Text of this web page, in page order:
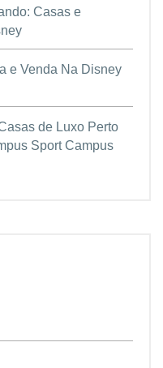
Casas e
e Venda Na Disney
de Luxo Perto
Sport Campus